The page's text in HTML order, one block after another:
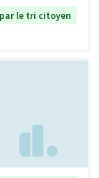
le tri citoyen